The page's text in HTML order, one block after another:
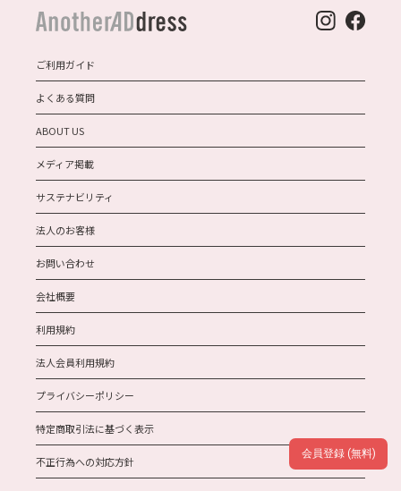
ご利用ガイド
よくある質問
ABOUT US
メディア掲載
サステナビリティ
法人のお客様
お問い合わせ
会社概要
利用規約
法人会員利用規約
プライバシーポリシー
特定商取引法に基づく表示
不正行為への対応方針
会員登録 (無料)